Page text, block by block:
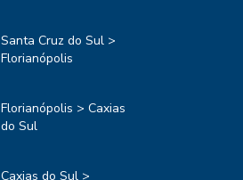
Santa Cruz do Sul >
Florianópolis
Florianópolis > Caxias
do Sul
Caxias do Sul >